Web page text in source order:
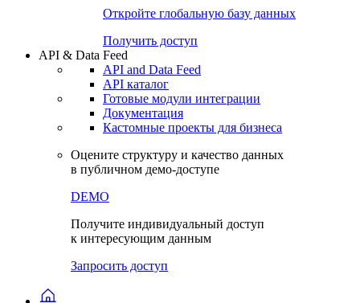
Проверка контрагента
Попробуйте7-дневный
Откройте глобальную базу данных
Получить доступ
API & Data Feed
API and Data Feed
Готовые модули интеграции
Документация
в публичном демо-доступе